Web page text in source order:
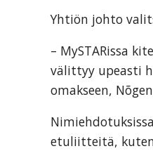
kokoushallintoa.
Yhtiön johto
– MySTARissa
välittyy upeasti
omakseen,
etuliitteitä,